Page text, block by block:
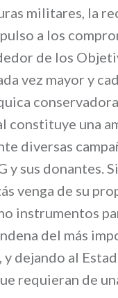
militares, la
a los
de los
vez mayor y
una
diversas
sus donantes.
venga de su
instrumentos
del más
dejando al
requieran de